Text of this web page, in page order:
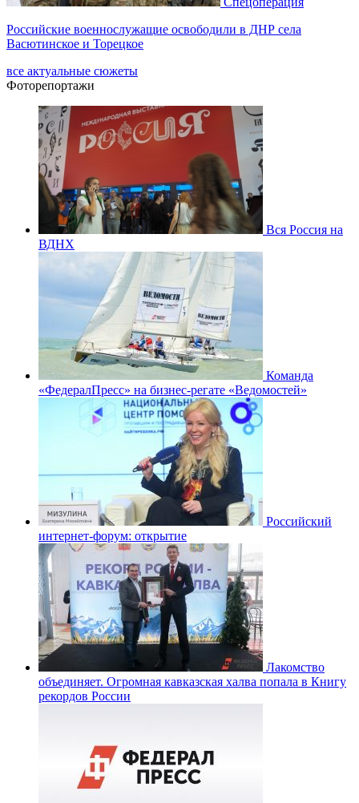
Российские военнослужащие освободили в ДНР села
Васютинское и Торецкое
все актуальные сюжеты
Фоторепортажи
Вся Россия на
ВДНХ
Команда
«ФедералПресс» на бизнес-регате «Ведомостей»
Российский
интернет-форум: открытие
Лакомство
объединяет. Огромная кавказская халва попала в Книгу
рекордов России